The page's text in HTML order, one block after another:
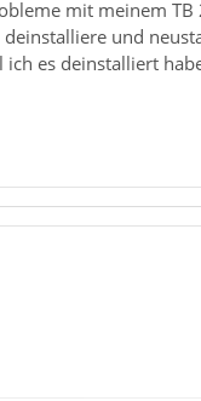
mit meinem
und
es deinstalliert